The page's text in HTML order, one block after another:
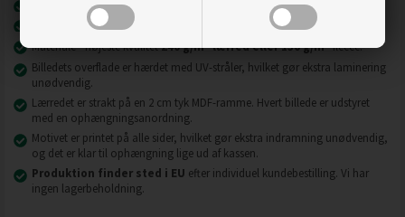
Nyeste printteknologi
Billeder på lærred er modstandsdygtige over for slid, ridser og snavs.
Materiale - højeste kvalitet240 g/m lærred eller 130 g/m fleece.
Billedets overflade er hærdet med UV-stråler, hvilket gør ekstra laminering
unødvendig.
Lærredet er strakt på en 2 cm tyk MDF-ramme. Hvert billede er udstyret
med en ophængningsanordning.
Motivet er printet på alle sider, hvilket gør ekstra indramning unødvendig,
og det er klar til ophængning lige ud af kassen.
Produktion finder sted i EU efter individuel kundebestilling. Vi har
ingen lagerbeholdning.